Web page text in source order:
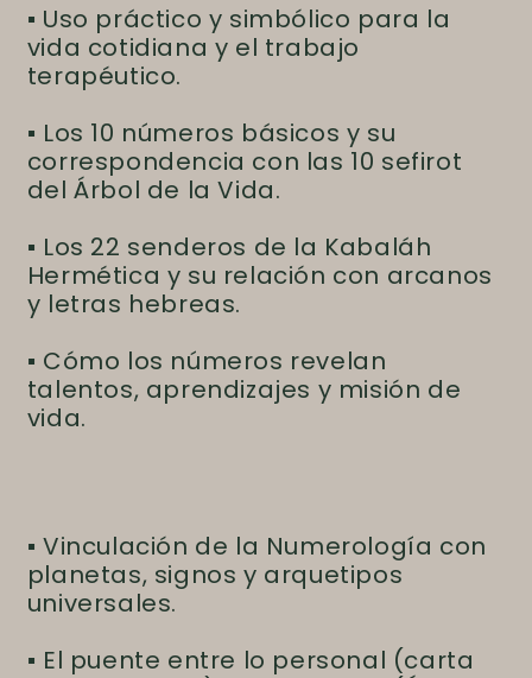
▪ Uso práctico y simbólico para la
vida cotidiana y el trabajo
terapéutico.
▪ Los 10 números básicos y su
correspondencia con las 10 sefirot
del Árbol de la Vida.
▪ Los 22 senderos de la Kabaláh
Hermética y su relación con arcanos
y letras hebreas.
▪ Cómo los números revelan
talentos, aprendizajes y misión de
vida.
▪ Vinculación de la Numerología con
planetas, signos y arquetipos
universales.
▪ El puente entre lo personal (carta